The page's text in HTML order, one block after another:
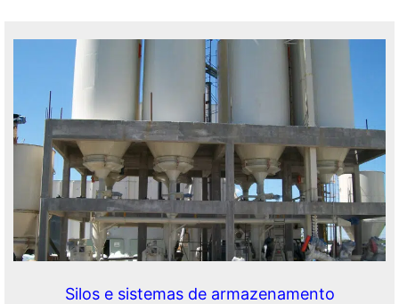
Silos e sistemas de armazenamento